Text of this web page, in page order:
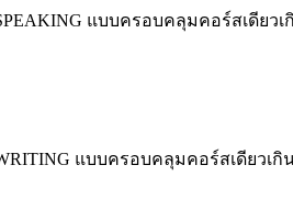
แบบครอบคลุมคอร์สเดี
แบบครอบคลุมคอร์สเดียว